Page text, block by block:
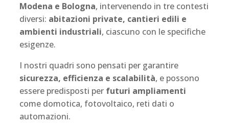
Modena e Bologna, intervenendo in tre contesti
diversi: abitazioni private, cantieri edili e
ambienti industriali, ciascuno con le specifiche
esigenze.
I nostri quadri sono pensati per garantire
sicurezza, efficienza e scalabilità, e possono
essere predisposti per futuri ampliamenti
come domotica, fotovoltaico, reti dati o
automazioni.